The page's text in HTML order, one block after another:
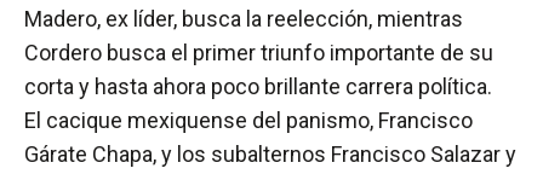
Madero, ex líder, busca la reelección, mientras
Cordero busca el primer triunfo importante de su
corta y hasta ahora poco brillante carrera política.
El cacique mexiquense del panismo, Francisco
Gárate Chapa, y los subalternos Francisco Salazar y